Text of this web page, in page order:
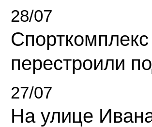
28/07
перестроили
27/07
На улице